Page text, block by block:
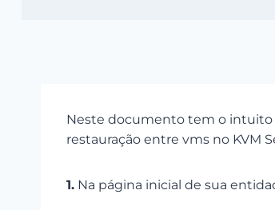
Neste documento tem o intuito
restauração entre vms no KVM
1. Na página inicial de sua